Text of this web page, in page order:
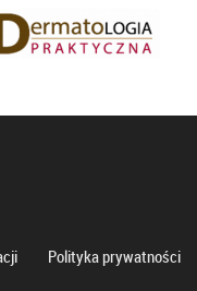
Polityka prywatności